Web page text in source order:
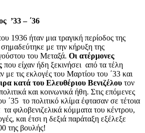
’33 – ΄36
1936 ήταν μια τραγική περίοδος της
με την κήρυξη της
του Μεταξά. Οι ατέρμονες
που είχαν ήδη ξεκινήσει από τα τέλη
με τις εκλογές του Μαρτίου του ΄33 και
κατά του Ελευθέριου Βενιζέλου τον
και κοινωνικά ήθη. Στις επόμενες
΄35 το πολιτικό κλίμα έφτασαν σε τέτοια
φιλοβενιζελικά κόμματα του κέντρου,
και έτσι η δεξιά παράταξη εξέλεξε
της βουλής!